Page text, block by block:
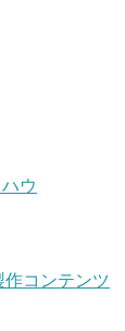
ウ
作コンテンツ